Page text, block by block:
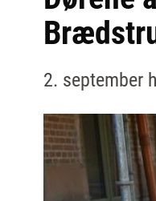
2. september